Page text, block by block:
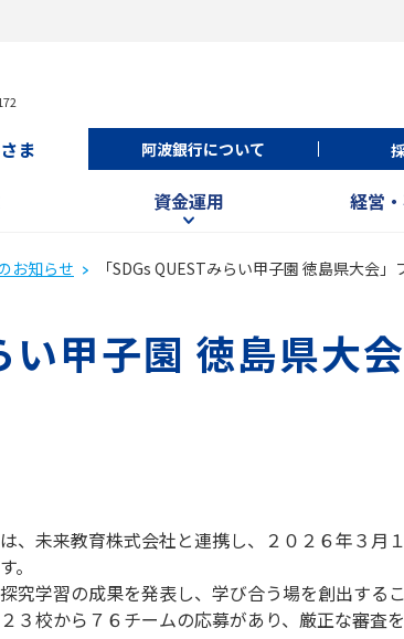
ま 阿波銀行について
資金運用 経営
お知らせ 「SDGs QUESTみらい甲子園 徳島県大会
い甲子園 徳島県大
、未来教育株式会社と連携し、２０２６年３月
。
学習の成果を発表し、学び合う場を創出する
３校から７６チームの応募があり、厳正な審